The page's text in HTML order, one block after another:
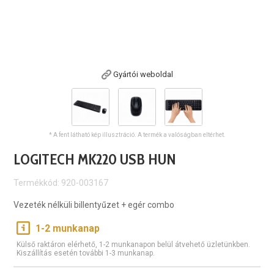
Gyártói weboldal
* A fent látható kép illusztráció. A termék a valóságban eltérhet.
LOGITECH MK220 USB HUN
Termékkód: 920-003167
Vezeték nélküli billentyűzet + egér combo
1-2 munkanap
Külső raktáron elérhető, 1-2 munkanapon belül átvehető üzletünkben.
Kiszállítás esetén további 1-3 munkanap.